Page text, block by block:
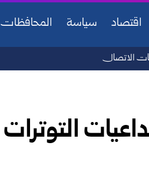
اقتصاد سياسة المحافظات
الاتصال
التوترات